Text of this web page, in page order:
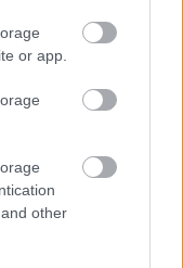
or app.
other